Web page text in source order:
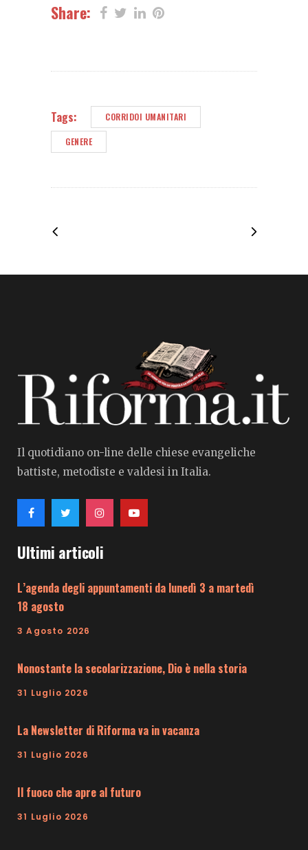
Share:
Tags: CORRIDOI UMANITARI
GENERE
Il quotidiano on-line delle chiese evangeliche
battiste, metodiste e valdesi in Italia.
Ultimi articoli
L’agenda degli appuntamenti da lunedì 3 a martedì
18 agosto
3 Agosto 2026
Nonostante la secolarizzazione, Dio è nella storia
31 Luglio 2026
La Newsletter di Riforma va in vacanza
31 Luglio 2026
Il fuoco che apre al futuro
31 Luglio 2026